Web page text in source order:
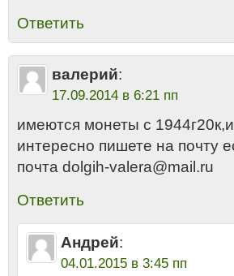
Ответить
валерий:
17.09.2014 в 6:21 пп
имеются монеты с
интересно пишете на почту
почта dolgih-valera@mail.ru
Ответить
Андрей:
04.01.2015 в 3:45 пп